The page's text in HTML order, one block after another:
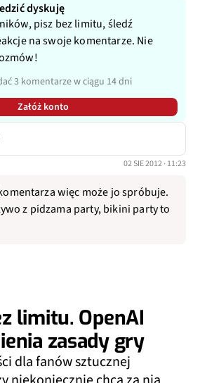
dyskuję
pisz bez limitu, śledź
na swoje komentarze. Nie
3 komentarze w ciągu 14 dni
Załóż konto
02 SIE 2012 · 11:23
więc może jo spróbuje.
z pidzama party, bikini party to
limitu. OpenAI
zasady gry
dla fanów sztucznej